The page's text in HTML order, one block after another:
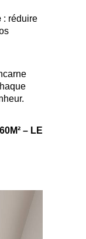
: réduire
– LE